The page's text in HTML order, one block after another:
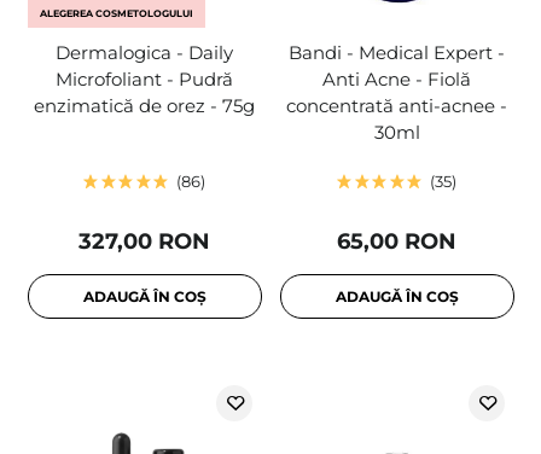
ALEGEREA COSMETOLOGULUI
Dermalogica - Daily
Microfoliant - Pudră
enzimatică de orez - 75g
86
327,00 RON
ADAUGĂ ÎN COȘ
Bandi - Medical Expert -
Anti Acne - Fiolă
concentrată anti-acnee -
30ml
35
65,00 RON
ADAUGĂ ÎN COȘ